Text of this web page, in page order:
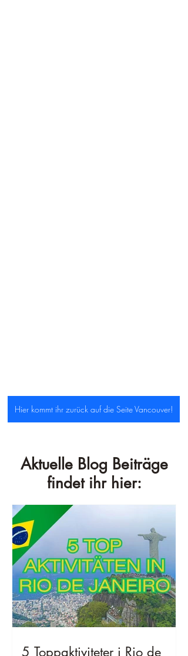
Hier kommt ihr zurück auf die Seite Vancouver!
Aktuelle Blog Beiträge
findet ihr hier:
5 Toppaktiviteter i Rio de